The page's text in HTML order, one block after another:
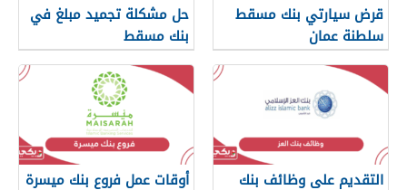
قرض سيارتي بنك مسقط
سلطنة عمان
حل مشكلة تجميد مبلغ في
بنك مسقط
التقديم على وظائف بنك
أوقات عمل فروع بنك ميسرة